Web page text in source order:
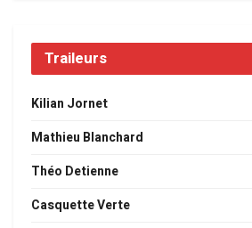
Traileurs
Kilian Jornet
Mathieu Blanchard
Théo Detienne
Casquette Verte